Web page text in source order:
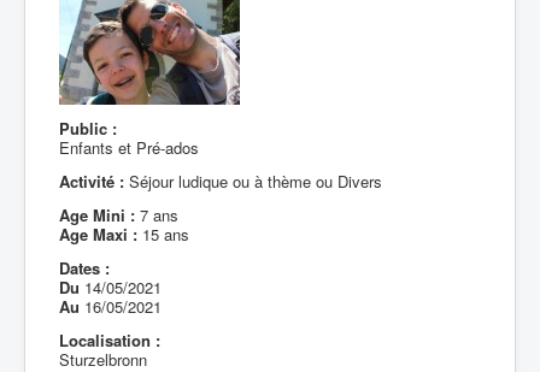
Public :
Enfants et Pré-ados
Activité : Séjour ludique ou à thème ou Divers
Age Mini : 7 ans
Age Maxi : 15 ans
Dates :
Du 14/05/2021
Au 16/05/2021
Localisation :
Sturzelbronn